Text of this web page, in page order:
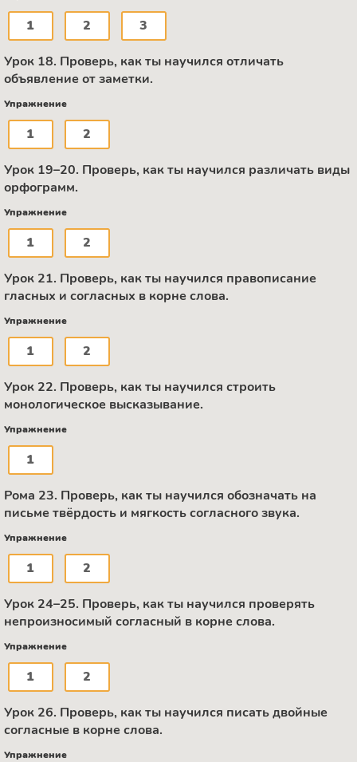
1 2 3
Урок 18. Проверь, как ты научился отличать
объявление от заметки.
Упражнение
1 2
Урок 19–20. Проверь, как ты научился различать виды
орфограмм.
Упражнение
1 2
Урок 21. Проверь, как ты научился правописание
гласных и согласных в корне слова.
Упражнение
1 2
Урок 22. Проверь, как ты научился строить
монологическое высказывание.
Упражнение
1
Рома 23. Проверь, как ты научился обозначать на
письме твёрдость и мягкость согласного звука.
Упражнение
1 2
Урок 24–25. Проверь, как ты научился проверять
непроизносимый согласный в корне слова.
Упражнение
1 2
Урок 26. Проверь, как ты научился писать двойные
согласные в корне слова.
Упражнение